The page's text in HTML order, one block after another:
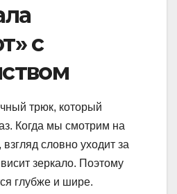
с
трюк, который
Когда мы смотрим на
словно уходит за
зеркало. Поэтому
глубже и шире.